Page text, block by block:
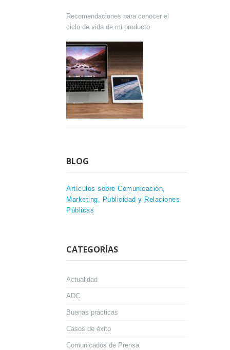
Recomendaciones para conocer el
ciclo de vida de mi producto
BLOG
Artículos sobre Comunicación,
Marketing, Publicidad y Relaciones
Públicas
CATEGORÍAS
Actualidad
ADC
Buenas prácticas
Casos de éxito
Comunicados de Prensa